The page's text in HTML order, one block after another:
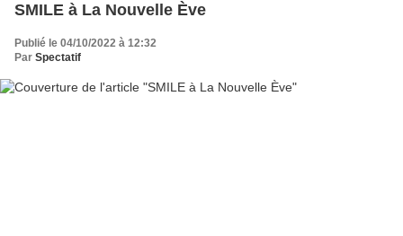
SMILE à La Nouvelle Ève
Publié le 04/10/2022 à 12:32
Par Spectatif